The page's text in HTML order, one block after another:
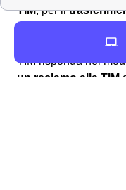
TIM, per il
tempestività nello
TIM risponda nei
un reclamo alla TIM